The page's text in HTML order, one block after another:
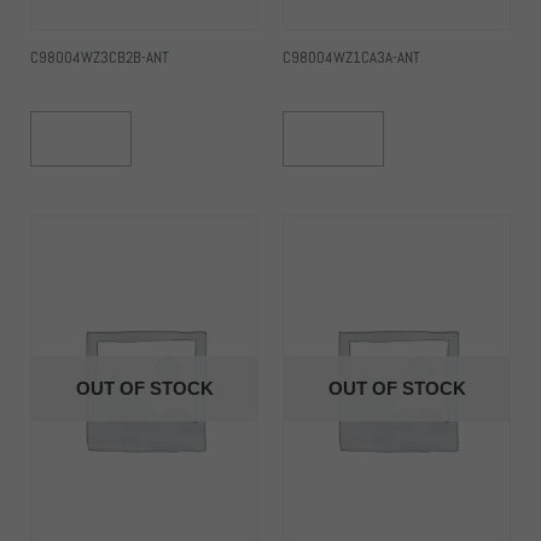
C98004WZ3CB2B-ANT C98004WZ1CA3A-ANT
OUT OF STOCK OUT OF STOCK